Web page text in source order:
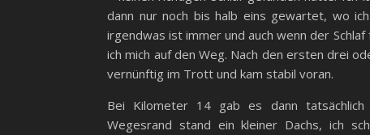
dann nur noch bis halb eins gewartet, wo
irgendwas ist immer und auch wenn der
ich mich auf den Weg. Nach den ersten drei
vernünftig im Trott und kam stabil voran.
Bei Kilometer 14 gab es dann tatsächlich
Wegesrand stand ein kleiner Dachs, ich